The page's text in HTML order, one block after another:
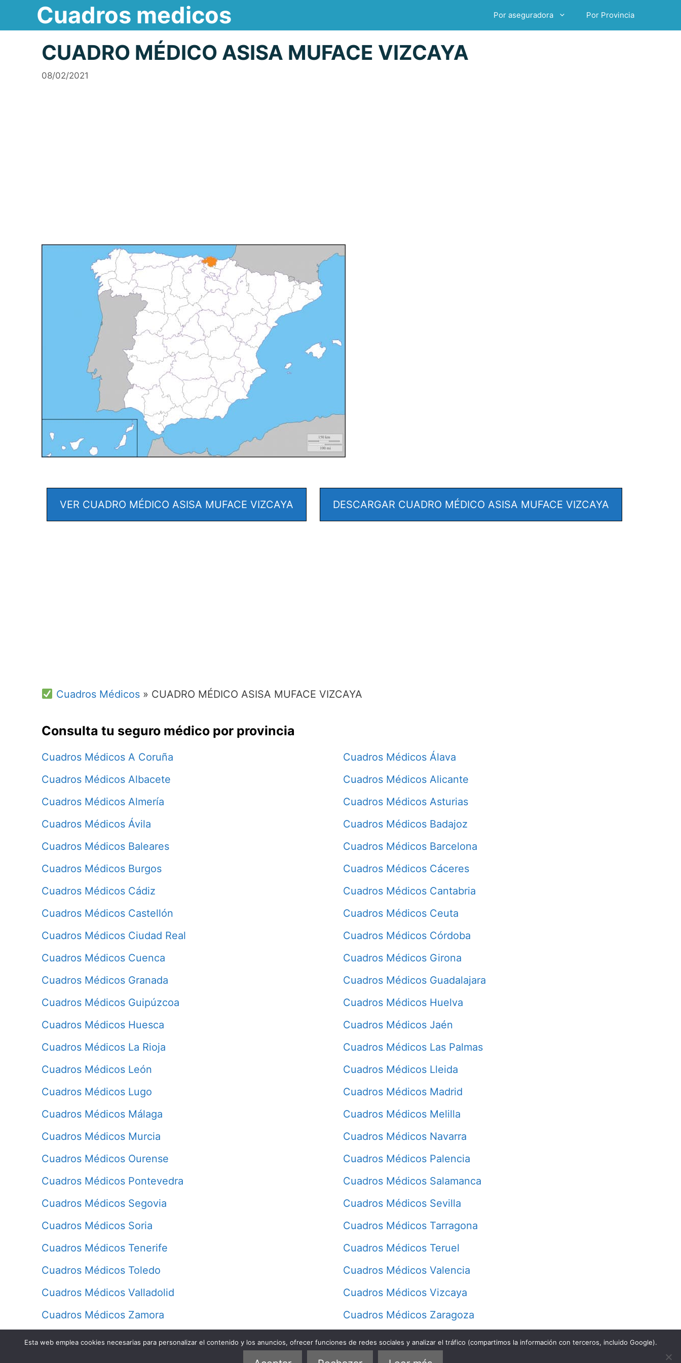
contenido
Cuadros medicos Por aseguradora Por Provincia
CUADRO MÉDICO ASISA MUFACE VIZCAYA
08/02/2021
VER CUADRO MÉDICO ASISA MUFACE VIZCAYA DESCARGAR CUADRO MÉDICO ASISA MUFACE VIZCAYA
Cuadros Médicos» CUADRO MÉDICO ASISA MUFACE VIZCAYA
Consulta tu seguro médico por provincia
Cuadros Médicos A Coruña
Cuadros Médicos Álava
Cuadros Médicos Albacete
Cuadros Médicos Alicante
Cuadros Médicos Almería
Cuadros Médicos Asturias
Cuadros Médicos Ávila
Cuadros Médicos Badajoz
Cuadros Médicos Baleares
Cuadros Médicos Barcelona
Cuadros Médicos Burgos
Cuadros Médicos Cáceres
Cuadros Médicos Cádiz
Cuadros Médicos Cantabria
Cuadros Médicos Castellón
Cuadros Médicos Ceuta
Cuadros Médicos Ciudad Real
Cuadros Médicos Córdoba
Cuadros Médicos Cuenca
Cuadros Médicos Girona
Cuadros Médicos Granada
Cuadros Médicos Guadalajara
Cuadros Médicos Guipúzcoa
Cuadros Médicos Huelva
Cuadros Médicos Huesca
Cuadros Médicos Jaén
Cuadros Médicos La Rioja
Cuadros Médicos Las Palmas
Cuadros Médicos León
Cuadros Médicos Lleida
Cuadros Médicos Lugo
Cuadros Médicos Madrid
Cuadros Médicos Málaga
Cuadros Médicos Melilla
Cuadros Médicos Murcia
Cuadros Médicos Navarra
Cuadros Médicos Ourense
Cuadros Médicos Palencia
Cuadros Médicos Pontevedra
Cuadros Médicos Salamanca
Cuadros Médicos Segovia
Cuadros Médicos Sevilla
Cuadros Médicos Soria
Cuadros Médicos Tarragona
Cuadros Médicos Tenerife
Cuadros Médicos Teruel
Cuadros Médicos Toledo
Cuadros Médicos Valencia
Cuadros Médicos Valladolid
Cuadros Médicos Vizcaya
Cuadros Médicos Zamora
Cuadros Médicos Zaragoza
Quiénes somos Política de privacidad Política de cookies
Esta web emplea cookies necesarias para personalizar el contenido y los anuncios, ofrecer funciones de redes sociales y analizar el tráfico (compartimos la información con terceros, incluido Google).